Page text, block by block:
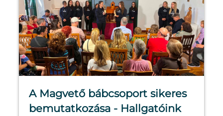
A Magvető bábcsoport sikeres
bemutatkozása - Hallgatóink